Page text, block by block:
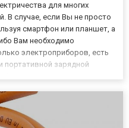
для многих
В случае, если Вы не просто
смартфон или планшет, а
Вам необходимо
электроприборов, есть
портативной зарядной